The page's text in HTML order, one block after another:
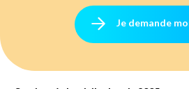
Je demande